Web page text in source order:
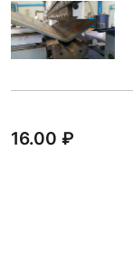
16.00 ₽